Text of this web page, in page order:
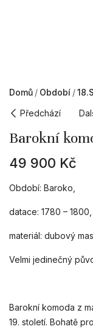
Domů Období
Předchází
Barokní
49 900 Kč
Období: Baroko,
datace: 1780 – 1800,
materiál: dubový
Velmi jedinečný
Barokní komoda z
19. století. Bohatě